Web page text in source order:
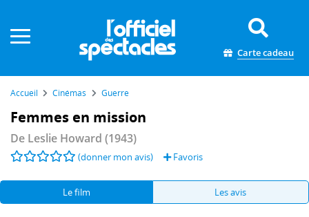
Carte cadeau
Accueil Cinémas Guerre
Femmes en mission
De Leslie Howard (1943)
(donner mon avis) Favoris
Le film Les avis